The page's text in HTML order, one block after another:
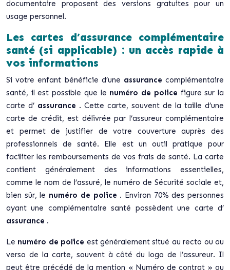
documentaire proposent des versions gratuites pour un
usage personnel.
Les cartes d’assurance complémentaire
santé (si applicable) : un accès rapide à
vos informations
Si votre enfant bénéficie d’une assurancecomplémentaire
santé, il est possible que le numéro de police figure sur la
carte d’ assurance . Cette carte, souvent de la taille d’une
carte de crédit, est délivrée par l’assureur complémentaire
et permet de justifier de votre couverture auprès des
professionnels de santé. Elle est un outil pratique pour
faciliter les remboursements de vos frais de santé. La carte
contient généralement des informations essentielles,
comme le nom de l’assuré, le numéro de Sécurité sociale et,
bien sûr, le numéro de police . Environ 70% des personnes
ayant une complémentaire santé possèdent une carte d’
assurance .
Le numéro de police est généralement situé au recto ou au
verso de la carte, souvent à côté du logo de l’assureur. Il
peut être précédé de la mention « Numéro de contrat » ou